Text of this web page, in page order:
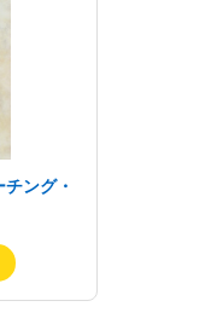
ング・